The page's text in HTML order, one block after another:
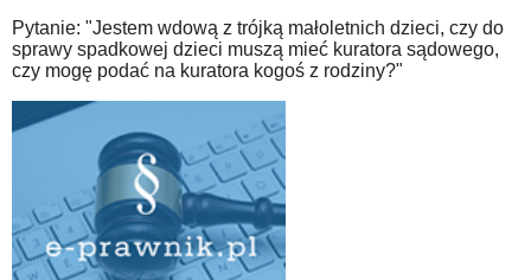
Pytanie: "Jestem wdową z trójką małoletnich dzieci, czy do
sprawy spadkowej dzieci muszą mieć kuratora sądowego,
czy mogę podać na kuratora kogoś z rodziny?"